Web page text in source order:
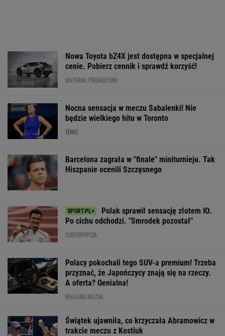
Nowa Toyota bZ4X jest dostępna w specjalnej
cenie. Pobierz cennik i sprawdź korzyść!
MATERIAŁ PROMOCYJNY
Nocna sensacja w meczu Sabalenki! Nie
będzie wielkiego hitu w Toronto
TENIS
Barcelona zagrała w "finale" miniturnieju. Tak
Hiszpanie ocenili Szczęsnego
Polak sprawił sensację złotem IO.
Po cichu odchodzi. "Smrodek pozostał"
SUBSKRYPCJA
Polacy pokochali tego SUV-a premium! Trzeba
przyznać, że Japończycy znają się na rzeczy.
A oferta? Genialna!
REKLAMA MAZDA
Świątek ujawniła, co krzyczała Abramowicz w
trakcie meczu z Kostiuk